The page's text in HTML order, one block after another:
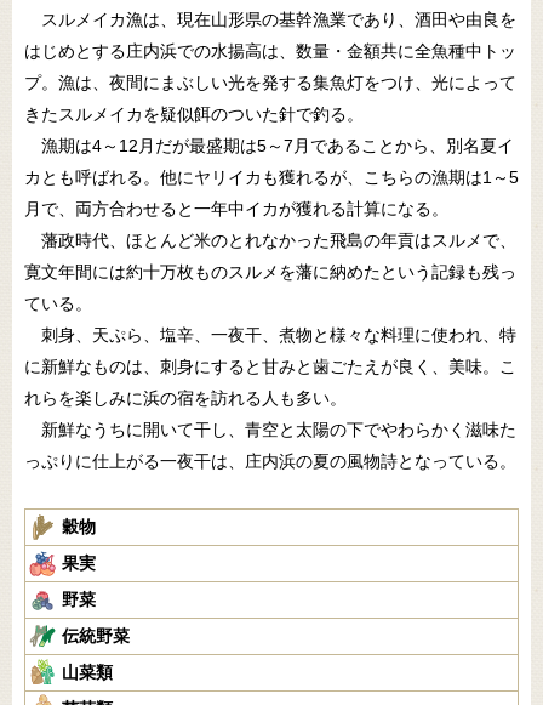
スルメイカ漁は、現在山形県の基幹漁業であり、酒田や由良を
はじめとする庄内浜での水揚高は、数量・金額共に全魚種中トッ
プ。漁は、夜間にまぶしい光を発する集魚灯をつけ、光によって
きたスルメイカを疑似餌のついた針で釣る。
漁期は4～12月だが最盛期は5～7月であることから、別名夏イ
カとも呼ばれる。他にヤリイカも獲れるが、こちらの漁期は1～5
月で、両方合わせると一年中イカが獲れる計算になる。
藩政時代、ほとんど米のとれなかった飛島の年貢はスルメで、
寛文年間には約十万枚ものスルメを藩に納めたという記録も残っ
ている。
刺身、天ぷら、塩辛、一夜干、煮物と様々な料理に使われ、特
に新鮮なものは、刺身にすると甘みと歯ごたえが良く、美味。こ
れらを楽しみに浜の宿を訪れる人も多い。
新鮮なうちに開いて干し、青空と太陽の下でやわらかく滋味た
っぷりに仕上がる一夜干は、庄内浜の夏の風物詩となっている。
穀物
果実
野菜
伝統野菜
山菜類